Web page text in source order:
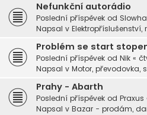
Nefunkční autorádio
Poslední příspěvek od
Napsal v Elektropříslušenství,
Problém se start
Poslední příspěvek od Nik «
Napsal v Motor, převodovka,
Prahy - Abarth
Poslední příspěvek od Praxus
Napsal v Bazar - prodám,